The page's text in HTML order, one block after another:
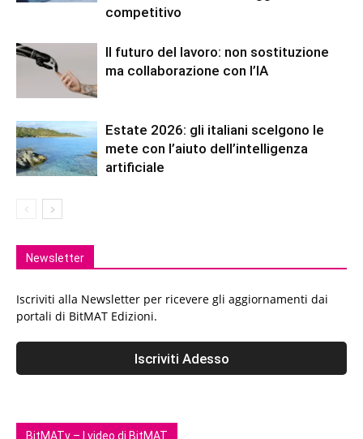
competitivo
Il futuro del lavoro: non sostituzione
ma collaborazione con l’IA
Estate 2026: gli italiani scelgono le
mete con l’aiuto dell’intelligenza
artificiale
Newsletter
Iscriviti alla Newsletter per ricevere gli aggiornamenti dai
portali di BitMAT Edizioni.
BitMATv – I video di BitMAT